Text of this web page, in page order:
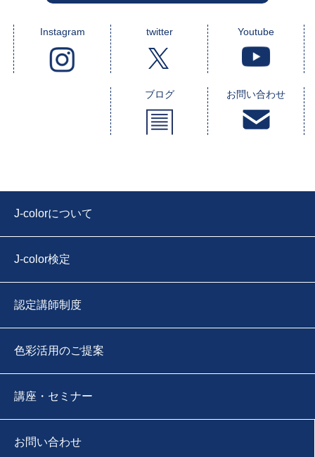
Instagram twitter Youtube
ブログ お問い合わせ
J-colorについて
J-color検定
認定講師制度
色彩活用のご提案
講座・セミナー
お問い合わせ